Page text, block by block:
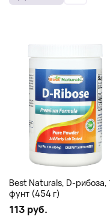
Best Naturals, D-рибоза,
фунт (454 г)
113 руб.